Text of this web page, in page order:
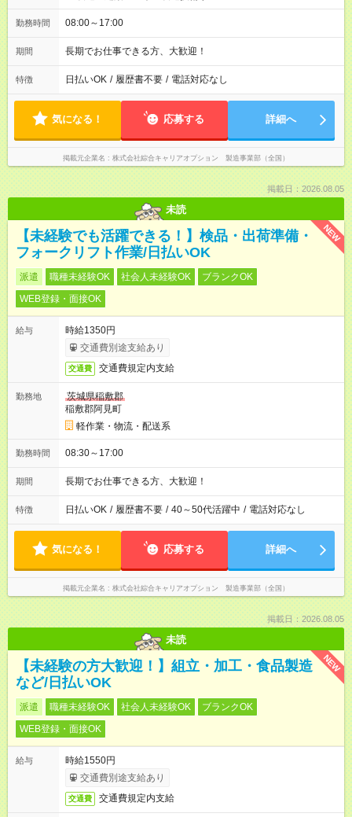
勤務時間 08:00～17:00
期間 長期でお仕事できる方、大歓迎！
特徴 日払いOK / 履歴書不要 / 電話対応なし
気になる！ 応募する 詳細へ
掲載元企業名 株式会社綜合キャリアオプション 製造事業部（全国）
掲載日：2026.08.05
未読
NEW
【未経験でも活躍できる！】検品・出荷準備・
フォークリフト作業/日払いOK
派遣 職種未経験OK 社会人未経験OK
ブランクOK
WEB登録・面接OK
給与
時給1350円
交通費別途支給あり
交通費 交通費規定内支給
勤務地
茨城県稲敷郡
稲敷郡阿見町
軽作業・物流・配送系
勤務時間 08:30～17:00
期間 長期でお仕事できる方、大歓迎！
特徴 日払いOK / 履歴書不要 / 40～50代活躍中 / 電話対応なし
気になる！ 応募する 詳細へ
掲載元企業名 株式会社綜合キャリアオプション 製造事業部（全国）
掲載日：2026.08.05
未読
NEW
【未経験の方大歓迎！】組立・加工・食品製造
など/日払いOK
派遣 職種未経験OK 社会人未経験OK
ブランクOK
WEB登録・面接OK
給与
時給1550円
交通費別途支給あり
交通費 交通費規定内支給